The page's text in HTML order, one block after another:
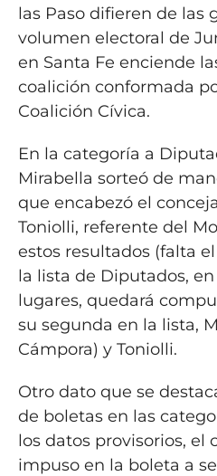
las Paso difieren de las
volumen electoral de
en Santa Fe enciende
coalición conformada
Coalición Cívica.
En la categoría a
Mirabella sorteó de
que encabezó el
Toniolli, referente del
estos resultados (falta
la lista de Diputados,
lugares, quedará
su segunda en la lista,
Cámpora) y Toniolli.
Otro dato que se
de boletas en las
los datos provisorios, el
impuso en la boleta a